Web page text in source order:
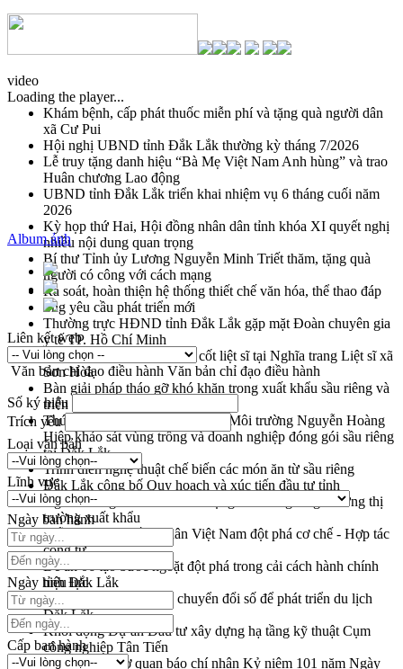
video
Loading the player...
Khám bệnh, cấp phát thuốc miễn phí và tặng quà người dân
xã Cư Pui
Hội nghị UBND tỉnh Đắk Lắk thường kỳ tháng 7/2026
Lễ truy tặng danh hiệu “Bà Mẹ Việt Nam Anh hùng” và trao
Huân chương Lao động
UBND tỉnh Đắk Lắk triển khai nhiệm vụ 6 tháng cuối năm
2026
Kỳ họp thứ Hai, Hội đồng nhân dân tỉnh khóa XI quyết nghị
nhiều nội dung quan trọng
Bí thư Tỉnh ủy Lương Nguyễn Minh Triết thăm, tặng quà
người có công với cách mạng
Rà soát, hoàn thiện hệ thống thiết chế văn hóa, thể thao đáp
ứng yêu cầu phát triển mới
Thường trực HĐND tỉnh Đắk Lắk gặp mặt Đoàn chuyên gia
y tế TP. Hồ Chí Minh
Lễ truy điệu và an táng hài cốt liệt sĩ tại Nghĩa trang Liệt sĩ xã
Sơn Hòa
Bàn giải pháp tháo gỡ khó khăn trong xuất khẩu sầu riêng và
triển khai quy định EUDR
Thứ trưởng Bộ Nông nghiệp và Môi trường Nguyễn Hoàng
Hiệp khảo sát vùng trồng và doanh nghiệp đóng gói sầu riêng
tại Đắk Lắk
Trình diễn nghệ thuật chế biến các món ăn từ sầu riêng
Đắk Lắk công bố Quy hoạch và xúc tiến đầu tư tỉnh
Ngành cá ngừ Đắk Lắk chủ động thích ứng để giữ vững thị
trường xuất khẩu
Diễn đàn Kinh tế tư nhân Việt Nam đột phá cơ chế - Hợp tác
công tư
Đề án 06 tạo bước ngoặt đột phá trong cải cách hành chính
tỉnh Đắk Lắk
Kết nối tour, đẩy mạnh chuyển đổi số để phát triển du lịch
Đắk Lắk
Khởi động Dự án Đầu tư xây dựng hạ tầng kỹ thuật Cụm
công nghiệp Tân Tiến
Gặp mặt các cơ quan báo chí nhân Kỷ niệm 101 năm Ngày
Album ảnh
Liên kết web
Văn bản chỉ đạo điều hành Văn bản chỉ đạo điều hành
Số ký hiệu
Trích yếu
Loại văn bản
Lĩnh vực
Ngày ban hành
Ngày hiệu lực
Cấp ban hành